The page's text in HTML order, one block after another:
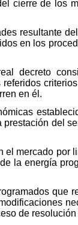
cierre de los
resultante
en los
decreto
en él.
del
el mercado por
la energía
que
de